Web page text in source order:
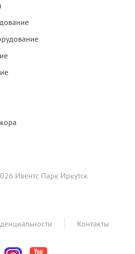
Ивентс Парк Иркутск
Контакты